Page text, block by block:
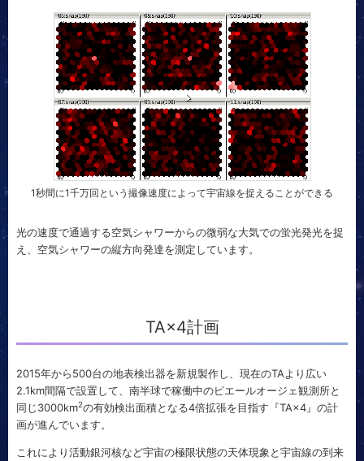
1秒間に1千万回という撮像速度によって宇宙線を捉えることができる
光の速度で通過する空気シャワーからの微弱な大気での蛍光発光を捉
え、空気シャワーの縦方向発達を測定しています。
TA×4計画
2015年から500台の地表検出器を新規製作し、現在のTAより広い
2.1km間隔で設置して、南半球で稼働中のピエールオージェ観測所と
同じ3000km2の有効検出面積となる4倍拡張を目指す『TA×4』の計
画が進んでいます。
これにより活動銀河核など宇宙の極限状態の天体現象と宇宙線の到来